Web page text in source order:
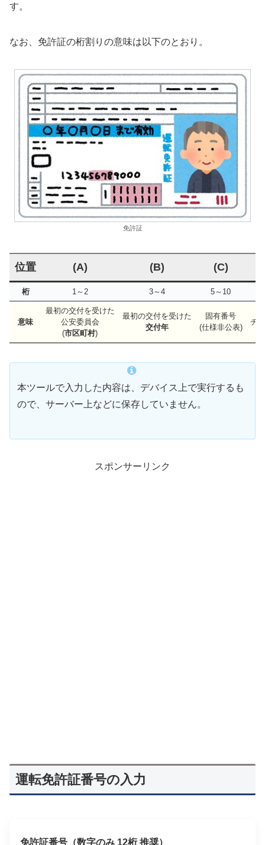
す。
なお、免許証の桁割りの意味は以下のとおり。
免許証
位置 (A) (B) (C)
桁 1～2 3～4 5～10
意味
最初の交付を受けた
公安委員会
(市区町村)
最初の交付を受けた
交付年
固有番号
(仕様非公表)
チ
本ツールで入力した内容は、デバイス上で実行するも
ので、サーバー上などに保存していません。
スポンサーリンク
運転免許証番号の入力
免許証番号（数字のみ 12桁 推奨）